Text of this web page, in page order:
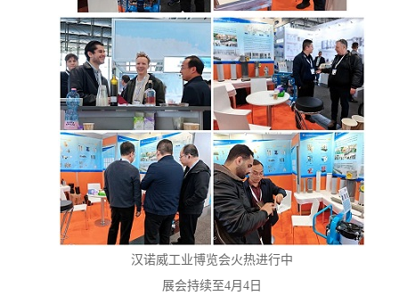
汉诺威工业博览会火热进行中
展会持续至4月4日